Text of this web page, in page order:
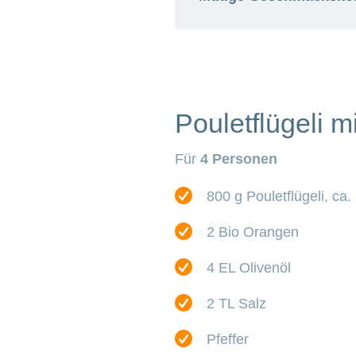
Majoran vorwiegend
passt ein
Pouletflügeli
Für 4 Personen
800 g Pouletflügeli, ca.
2 Bio Orangen
4 EL Olivenöl
2 TL Salz
Pfeffer